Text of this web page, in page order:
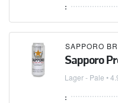
:
SAPPORO
Sapporo
Lager - Pale •
: